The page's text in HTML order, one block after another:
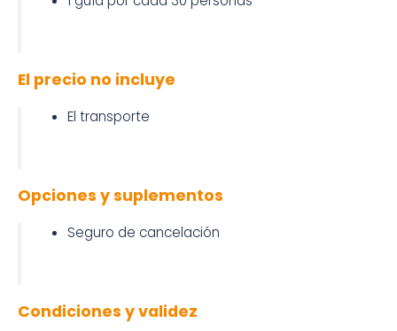
El precio no incluye
El transporte
Opciones y suplementos
Seguro de cancelación
Condiciones y validez